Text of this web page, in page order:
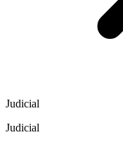
Judicial
Judicial